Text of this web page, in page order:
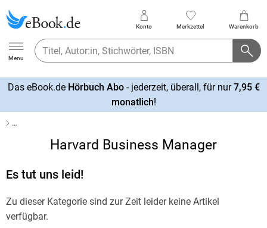
Ebook.de
Menu
Konto Merkzettel Warenkorb
Das eBook.de Hörbuch Abo- jederzeit, überall, für nur7,95 €
monatlich!
…
Harvard Business Manager
Es tut uns leid!
Zu dieser Kategorie sind zur Zeit leider keine Artikel
verfügbar.